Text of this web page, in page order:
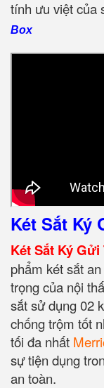
tính ưu việt của
Box
Két Sắt Ký
Két Sắt Ký Gửi
phẩm két sắt
trọng của nội
sắt sử dụng 02
chống trộm tốt
tối đa nhất
sự tiện dụng
an toàn.